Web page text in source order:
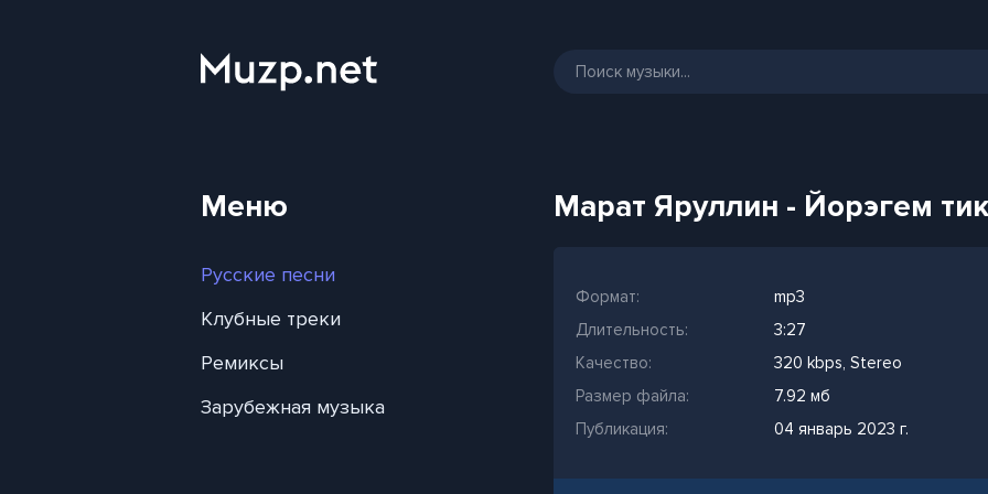
Меню
Русские песни
Клубные треки
Ремиксы
Зарубежная музыка
Марат Яруллин - Йорэгем
Формат:
mp3
Длительность:
3:27
Качество:
320 kbps, Stereo
Размер файла:
7.92 мб
Публикация:
04 январь 2023 г.